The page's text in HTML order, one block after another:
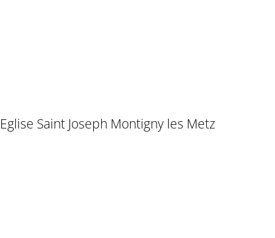
Eglise Saint Joseph Montigny les Metz